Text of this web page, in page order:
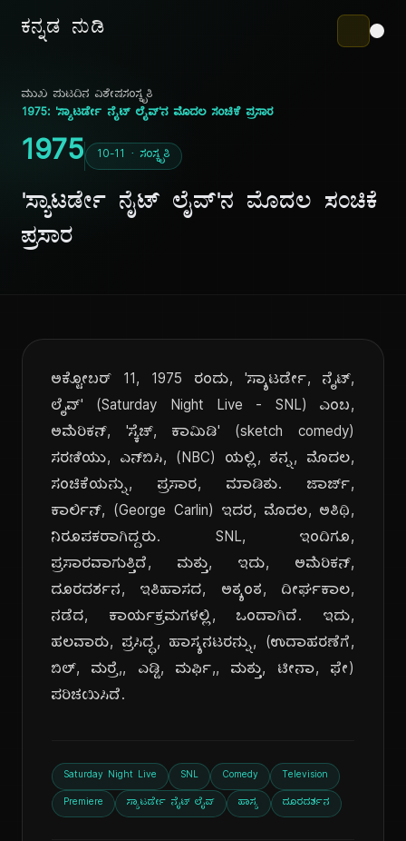
ಕನ್ನಡ ನುಡಿ
ಮುಖ ಪುಟದಿನ ವಿಶೇಷಸಂಸ್ಕೃತಿ
1975: 'ಸ್ಯಾಟರ್ಡೇ ನೈಟ್ ಲೈವ್'ನ ಮೊದಲ ಸಂಚಿಕೆ ಪ್ರಸಾರ
1975 10-11 · ಸಂಸ್ಕೃತಿ
'ಸ್ಯಾಟರ್ಡೇ ನೈಟ್ ಲೈವ್'ನ ಮೊದಲ ಸಂಚಿಕೆ
ಪ್ರಸಾರ
ಅಕ್ಟೋಬರ್ 11, 1975 ರಂದು, 'ಸ್ಯಾಟರ್ಡೇ, ನೈಟ್,
ಲೈವ್' (Saturday Night Live - SNL) ಎಂಬ,
ಅಮೆರಿಕನ್, 'ಸ್ಕೆಚ್, ಕಾಮಿಡಿ' (sketch comedy)
ಸರಣಿಯು, ಎನ್‌ಬಿಸಿ, (NBC) ಯಲ್ಲಿ, ತನ್ನ, ಮೊದಲ,
ಸಂಚಿಕೆಯನ್ನು, ಪ್ರಸಾರ, ಮಾಡಿತು. ಜಾರ್ಜ್,
ಕಾರ್ಲಿನ್, (George Carlin) ಇದರ, ಮೊದಲ, ಅತಿಥಿ,
ನಿರೂಪಕರಾಗಿದ್ದರು. SNL, ಇಂದಿಗೂ,
ಪ್ರಸಾರವಾಗುತ್ತಿದೆ, ಮತ್ತು, ಇದು, ಅಮೆರಿಕನ್,
ದೂರದರ್ಶನ, ಇತಿಹಾಸದ, ಅತ್ಯಂತ, ದೀರ್ಘಕಾಲ,
ನಡೆದ, ಕಾರ್ಯಕ್ರಮಗಳಲ್ಲಿ, ಒಂದಾಗಿದೆ. ಇದು,
ಹಲವಾರು, ಪ್ರಸಿದ್ಧ, ಹಾಸ್ಯನಟರನ್ನು, (ಉದಾಹರಣೆಗೆ,
ಬಿಲ್, ಮರ್ರೆ,, ಎಡ್ಡಿ, ಮರ್ಫಿ,, ಮತ್ತು, ಟೀನಾ, ಫೇ)
ಪರಿಚಯಿಸಿದೆ.
Saturday Night Live SNL Comedy Television
Premiere ಸ್ಯಾಟರ್ಡೇ ನೈಟ್ ಲೈವ್ ಹಾಸ್ಯ ದೂರದರ್ಶನ